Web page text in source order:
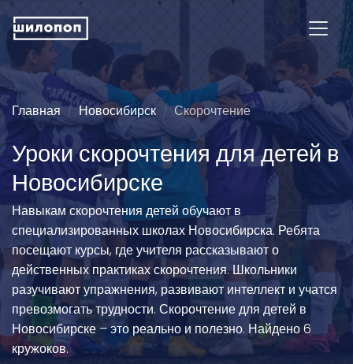
Главная Новосибирск Скорочтение
Уроки скорочтения для детей в
Новосибирске
Навыкам скорочтения детей обучают в
специализированных школах Новосибирска. Ребята
посещают курсы, где учителя рассказывают о
действенных практиках скорочтения. Школьники
разучивают упражнения, развивают интеллект и учатся
превозмогать трудности. Скорочтение для детей в
Новосибирске – это реально и полезно. Найдено 6
кружоков.